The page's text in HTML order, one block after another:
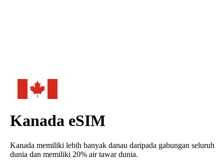
Kanada eSIM
Kanada memiliki lebih banyak danau daripada gabungan seluruh
dunia dan memiliki 20% air tawar dunia.